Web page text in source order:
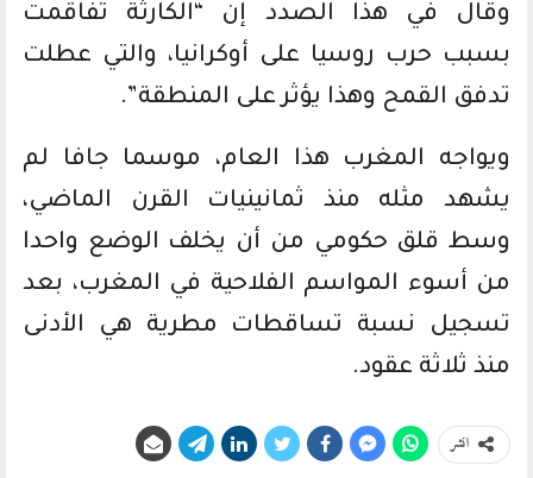
وقال في هذا الصدد إن “الكارثة تفاقمت
بسبب حرب روسيا على أوكرانيا، والتي عطلت
تدفق القمح وهذا يؤثر على المنطقة”.
ويواجه المغرب هذا العام، موسما جافا لم
يشهد مثله منذ ثمانينيات القرن الماضي،
وسط قلق حكومي من أن يخلف الوضع واحدا
من أسوء المواسم الفلاحية في المغرب، بعد
تسجيل نسبة تساقطات مطرية هي الأدنى
منذ ثلاثة عقود.
انشر